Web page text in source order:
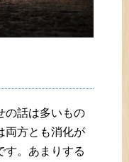
の話は多いもの
両方とも消化が
す。あまりする